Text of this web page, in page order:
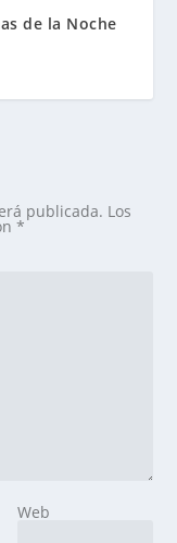
de la Noche
publicada. Los
*
Web